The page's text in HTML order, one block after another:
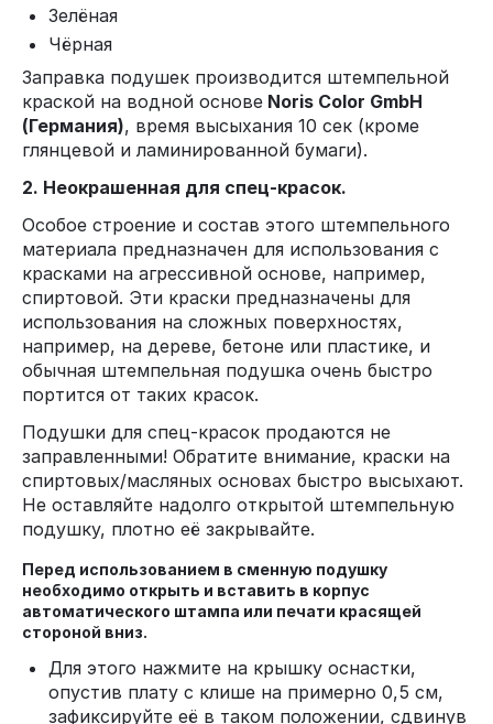
Зелёная
Чёрная
Заправка подушек производится штемпельной
краской на водной основе Noris Color GmbH
(Германия), время высыхания 10 сек (кроме
глянцевой и ламинированной бумаги).
2. Неокрашенная для спец-красок.
Особое строение и состав этого штемпельного
материала предназначен для использования с
красками на агрессивной основе, например,
спиртовой. Эти краски предназначены для
использования на сложных поверхностях,
например, на дереве, бетоне или пластике, и
обычная штемпельная подушка очень быстро
портится от таких красок.
Подушки для спец-красок продаются не
заправленными! Обратите внимание, краски на
спиртовых/масляных основах быстро высыхают.
Не оставляйте надолго открытой штемпельную
подушку, плотно её закрывайте.
Перед использованием в сменную подушку
необходимо открыть и вставить в корпус
автоматического штампа или печати красящей
стороной вниз.
Для этого нажмите на крышку оснастки,
опустив плату с клише на примерно 0,5 см,
зафиксируйте её в таком положении, сдвинув